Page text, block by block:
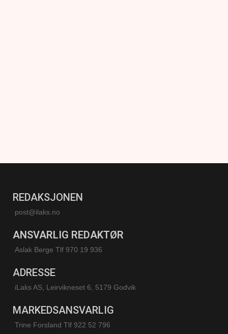
REDAKSJONEN
post@ilaks.no
ANSVARLIG REDAKTØR
Aslak Berge Tlf 970 19 936
ADRESSE
iLaks AS, Leirvikneset 6, 5179 Godvik
MARKEDSANSVARLIG
Trine Forsland Tlf 922 52 796